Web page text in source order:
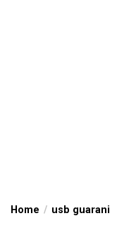
Home usb guarani